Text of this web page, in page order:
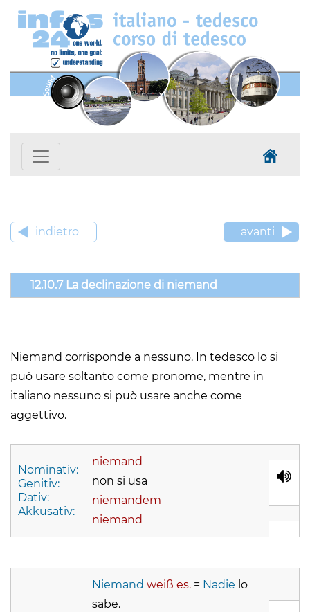
indietro avanti
12.10.7 La declinazione di niemand
Niemand corrisponde a nessuno. In tedesco lo si
può usare soltanto come pronome, mentre in
italiano nessuno si può usare anche come
aggettivo.
Nominativ:
Genitiv:
Dativ:
Akkusativ:
niemand
non si usa
niemandem
niemand
Niemand weiß es. = Nadie lo
sabe.